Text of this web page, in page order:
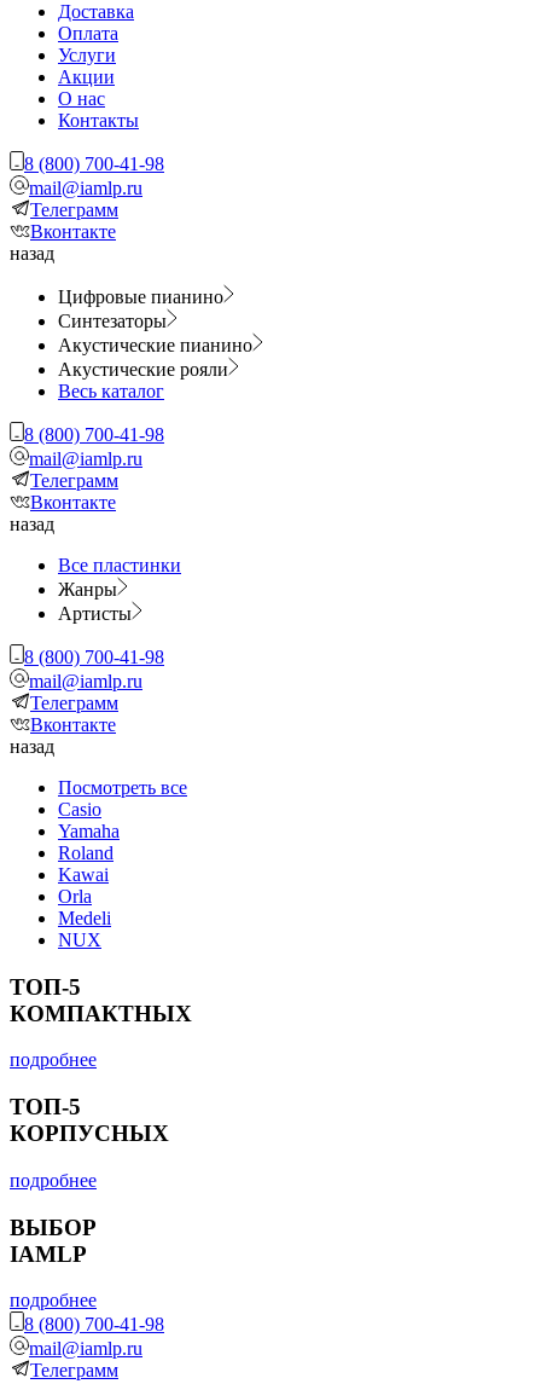
Доставка
Оплата
Услуги
Акции
О нас
Контакты
8 (800) 700-41-98
mail@iamlp.ru
Телеграмм
Вконтакте
назад
Цифровые пианино
Синтезаторы
Акустические пианино
Акустические рояли
Весь каталог
8 (800) 700-41-98
mail@iamlp.ru
Телеграмм
Вконтакте
назад
Все пластинки
Жанры
Артисты
8 (800) 700-41-98
mail@iamlp.ru
Телеграмм
Вконтакте
назад
Посмотреть все
Casio
Yamaha
Roland
Kawai
Orla
Medeli
NUX
ТОП-5
КОМПАКТНЫХ
подробнее
ТОП-5
КОРПУСНЫХ
подробнее
ВЫБОР
IAMLP
подробнее
8 (800) 700-41-98
mail@iamlp.ru
Телеграмм